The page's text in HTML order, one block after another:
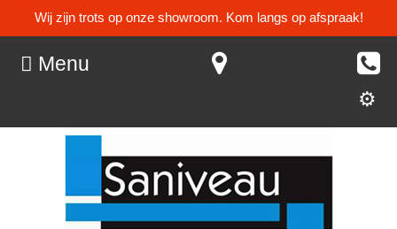
Wij zijn trots op onze showroom. Kom langs op afspraak!
Menu